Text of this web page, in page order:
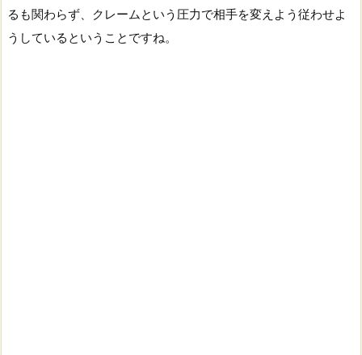
るも関わらず、クレームという圧力で相手を変えよう従わせよ
うしているということですね。